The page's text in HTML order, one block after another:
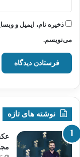
ذخیره نام، ایمیل و
می‌نویسم.
نوشته های تازه